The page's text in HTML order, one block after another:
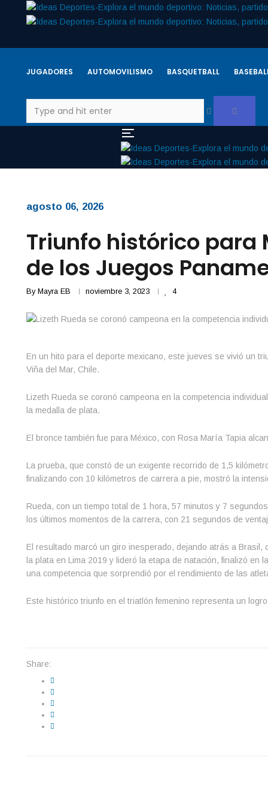
JUGADORES AUTOMOVILISMO BASQUETBALL
agosto 06, 2026
Triunfo histórico para
de los Juegos
By Mayra EB noviembre 3, 2023 4
En un hito para el deporte mexicano, este jueves se vivió un
Viña del Mar, Chile.
Lizeth Rueda se coronó campeona en la competencia
la medalla de plata.
El bronce también fue para México, con Rosa María Tapia
La prueba, que constó de un exigente recorrido de 1,5
finalizando con 10 kilómetros de carrera a pie, mostró la
Rueda, con un tiempo total de 1 hora, 57 minutos y 7
los últimos momentos de la carrera, con 21 segundos de
El resultado marcó un giro inesperado, dejando atrás a
la plata en Lima 2019 y lideró la etapa de natación, finalizó
una competencia que sorprendió por el rendimiento de las
Este histórico triunfo en el triatlón femenino representa un
Share: